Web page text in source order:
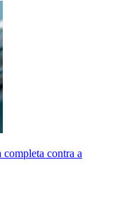
contra a